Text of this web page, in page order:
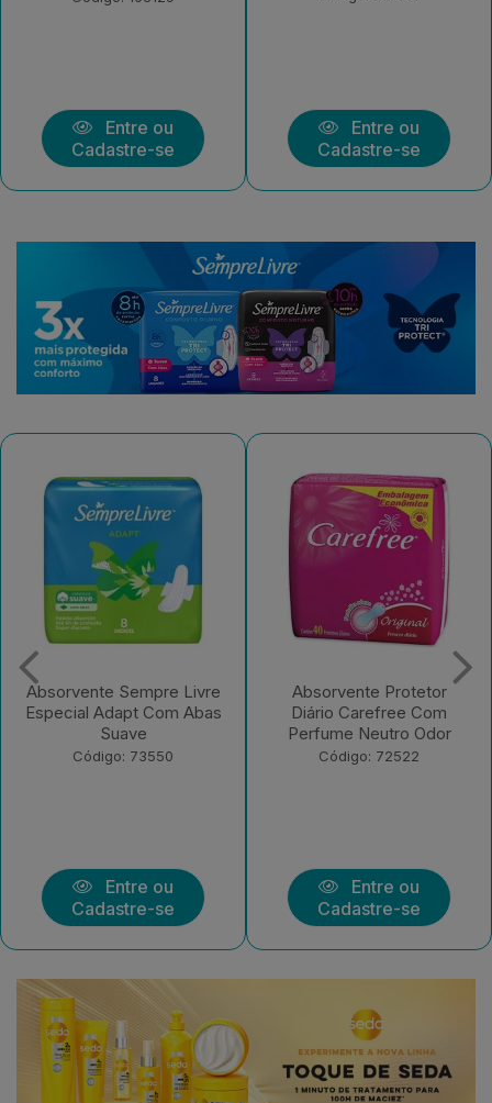
Entre ou
Cadastre-se
Entre ou
Cadastre-se
Absorvente Protetor
Diário Carefree Com
Perfume Neutro Odor
Código: 72522
Entre ou
Cadastre-se
Absorvente Sempre Livre
Adapt Plus Suave Com
Abas 32 UN
Código: 221582
Entre ou
Cadastre-se